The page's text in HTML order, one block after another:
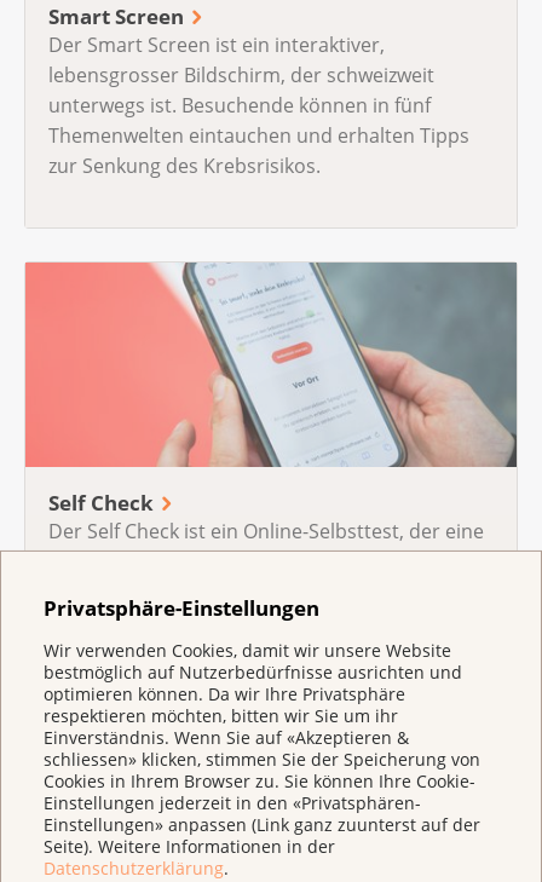
Privatsphäre-Einstellungen
Wir verwenden Cookies, damit wir unsere Website
bestmöglich auf Nutzerbedürfnisse ausrichten und
optimieren können. Da wir Ihre Privatsphäre
respektieren möchten, bitten wir Sie um ihr
Einverständnis. Wenn Sie auf «Akzeptieren &
schliessen» klicken, stimmen Sie der Speicherung von
Cookies in Ihrem Browser zu. Sie können Ihre Cookie-
Einstellungen jederzeit in den «Privatsphären-
Einstellungen» anpassen (Link ganz zuunterst auf der
Seite). Weitere Informationen in der
Datenschutzerklärung.
Smart Screen
Der Smart Screen ist ein interaktiver,
lebensgrosser Bildschirm, der schweizweit
unterwegs ist. Besuchende können in fünf
Themenwelten eintauchen und erhalten Tipps
zur Senkung des Krebsrisikos.
Self Check
Der Self Check ist ein Online-Selbsttest, der eine
Haben Sie Verbesserungsvorschläge für diese
Seite?